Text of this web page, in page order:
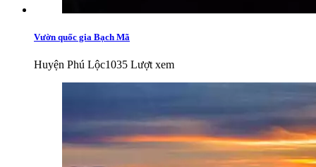
Vườn quốc gia Bạch Mã
Huyện Phú Lộc1035 Lượt xem